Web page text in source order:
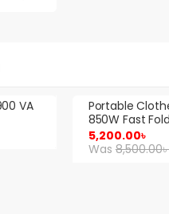
–
Sale!
Luminous
1150 900VA
13,000.00
Was14,500.00